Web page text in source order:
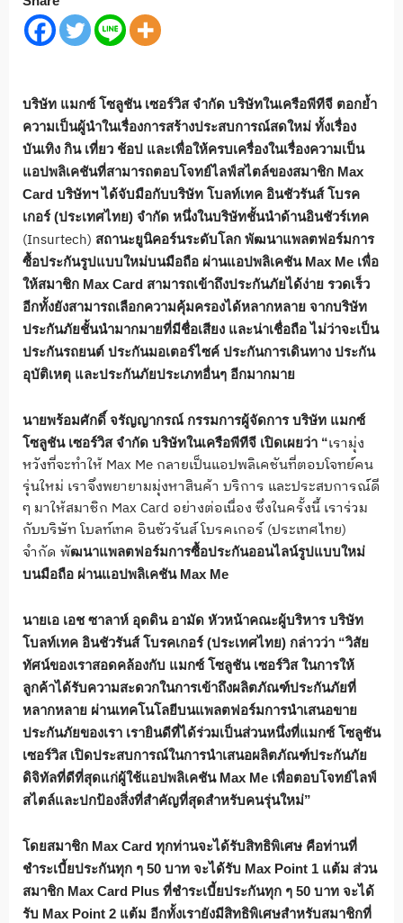
บริษัท แมกซ์ โซลูชัน เซอร์วิส จำกัด บริษัทในเครือพีทีจี ตอกย้ำ
ความเป็นผู้นำในเรื่องการสร้างประสบการณ์สดใหม่ ทั้งเรื่อง
บันเทิง กิน เที่ยว ช้อป และเพื่อให้ครบเครื่องในเรื่องความเป็น
แอปพลิเคชันที่สามารถตอบโจทย์ไลฟ์สไตล์ของสมาชิก Max
Card บริษัทฯ ได้จับมือกับบริษัท โบลท์เทค อินชัวรันส์ โบรค
เกอร์ (ประเทศไทย) จำกัด หนึ่งในบริษัทชั้นนำด้านอินชัวร์เทค
(Insurtech) สถานะยูนิคอร์นระดับโลก พัฒนาแพลตฟอร์มการ
ซื้อประกันรูปแบบใหม่บนมือถือ ผ่านแอปพลิเคชัน Max Me เพื่อ
ให้สมาชิก Max Card สามารถเข้าถึงประกันภัยได้ง่าย รวดเร็ว
อีกทั้งยังสามารถเลือกความคุ้มครองได้หลากหลาย จากบริษัท
ประกันภัยชั้นนำมากมายที่มีชื่อเสียง และน่าเชื่อถือ ไม่ว่าจะเป็น
ประกันรถยนต์ ประกันมอเตอร์ไซค์ ประกันการเดินทาง ประกัน
อุบัติเหตุ และประกันภัยประเภทอื่นๆ อีกมากมาย
นายพร้อมศักดิ์ จรัญญากรณ์ กรรมการผู้จัดการ บริษัท แมกซ์
โซลูชัน เซอร์วิส จำกัด บริษัทในเครือพีทีจี เปิดเผยว่า “เรามุ่ง
หวังที่จะทำให้ Max Me กลายเป็นแอปพลิเคชันที่ตอบโจทย์คน
รุ่นใหม่ เราจึงพยายามมุ่งหาสินค้า บริการ และประสบการณ์ดี
ๆ มาให้สมาชิก Max Card อย่างต่อเนื่อง ซึ่งในครั้งนี้ เราร่วม
กับบริษัท โบลท์เทค อินชัวรันส์ โบรคเกอร์ (ประเทศไทย)
จำกัด พัฒนาแพลตฟอร์มการซื้อประกันออนไลน์รูปแบบใหม่
บนมือถือ ผ่านแอปพลิเคชัน Max Me
นายเอ เอช ซาลาห์ อุดดิน อามัด หัวหน้าคณะผู้บริหาร บริษัท
โบลท์เทค อินชัวรันส์ โบรคเกอร์ (ประเทศไทย) กล่าวว่า “วิสัย
ทัศน์ของเราสอดคล้องกับ แมกซ์ โซลูชัน เซอร์วิสในการให้
ลูกค้าได้รับความสะดวกในการเข้าถึงผลิตภัณฑ์ประกันภัยที่
หลากหลาย ผ่านเทคโนโลยีบนแพลตฟอร์มการนำเสนอขาย
ประกันภัยของเรา เรายินดีที่ได้ร่วมเป็นส่วนหนึ่งที่แมกซ์ โซลูชัน
เซอร์วิส เปิดประสบการณ์ในการนำเสนอผลิตภัณฑ์ประกันภัย
ดิจิทัลที่ดีที่สุดแก่ผู้ใช้แอปพลิเคชัน Max Me เพื่อตอบโจทย์ไลฟ์
สไตล์และปกป้องสิ่งที่สำคัญที่สุดสำหรับคนรุ่นใหม่”
โดยสมาชิก Max Card ทุกท่านจะได้รับสิทธิพิเศษ คือท่านที่
ชำระเบี้ยประกันทุก ๆ 50 บาท จะได้รับ Max Point 1 แต้ม ส่วน
สมาชิก Max Card Plus ที่ชำระเบี้ยประกันทุก ๆ 50 บาท จะได้
รับ Max Point 2 แต้ม อีกทั้งเรายังมีสิทธิพิเศษสำหรับสมาชิกที่